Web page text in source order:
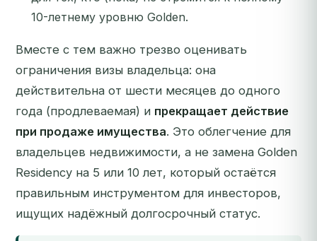
10-летнему уровню Golden.
Вместе с тем важно трезво оценивать
ограничения визы владельца: она
действительна от шести месяцев до одного
года (продлеваемая) и прекращает действие
при продаже имущества. Это облегчение для
владельцев недвижимости, а не замена Golden
Residency на 5 или 10 лет, который остаётся
правильным инструментом для инвесторов,
ищущих надёжный долгосрочный статус.